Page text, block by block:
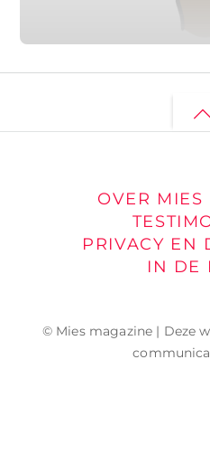
OVER MIES
PRIVACY EN
IN DE
© Mies magazine | Deze